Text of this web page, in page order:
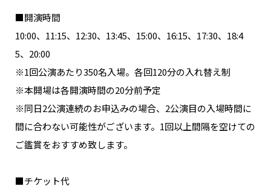
メールマガジン登録/解除
■開演時間
10:00、11:15、12:30、13:45、15:00、16:15、17:30、18:4
5、20:00
※1回公演あたり350名入場。各回120分の入れ替え制
※本開場は各開演時間の20分前予定
※同日2公演連続のお申込みの場合、2公演目の入場時間に
間に合わない可能性がございます。1回以上間隔を空けての
ご鑑賞をおすすめ致します。
■チケット代